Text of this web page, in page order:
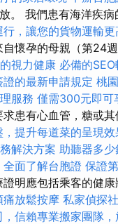
。 我們患有海洋疾
行，讓您的貨物運輸更
自懷孕的母親（第24
視力健康 必備的
證的最新申請規定 桃
服務 僅需300元即可
患有心血管，糖或
提升每道菜的呈現效
解決方案 助聽器多
全面了解台胞證 保證
明應包括乘客的健
痛放鬆按摩 私家偵探
信賴專業搬家團隊，